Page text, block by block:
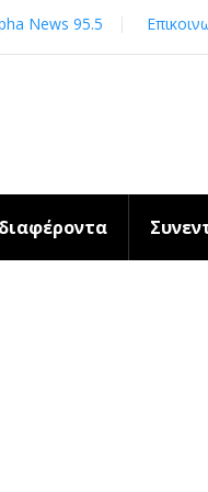
News 95.5